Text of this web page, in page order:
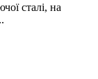
сталі, на